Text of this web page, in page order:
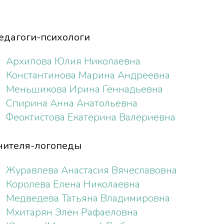
психологи
Архипова Юлия Николаевна
Константинова Марина Андреевна
Меньшикова Ирина Геннадьевна
Спирина Анна Анатольевна
Феоктистова Екатерина Валериевна
логопеды
Журавлева Анастасия Вячеславовна
Королева Елена Николаевна
Медведева Татьяна Владимировна
Мхитарян Элен Рафаеловна